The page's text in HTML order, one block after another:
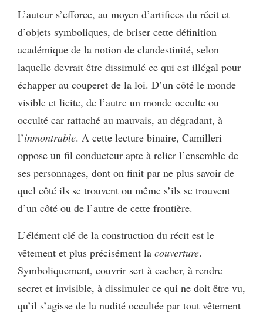
L’auteur s’efforce, au moyen d’artifices du récit et
d’objets symboliques, de briser cette définition
académique de la notion de clandestinité, selon
laquelle devrait être dissimulé ce qui est illégal pour
échapper au couperet de la loi. D’un côté le monde
visible et licite, de l’autre un monde occulte ou
occulté car rattaché au mauvais, au dégradant, à
l’inmontrable. A cette lecture binaire, Camilleri
oppose un fil conducteur apte à relier l’ensemble de
ses personnages, dont on finit par ne plus savoir de
quel côté ils se trouvent ou même s’ils se trouvent
d’un côté ou de l’autre de cette frontière.
L’élément clé de la construction du récit est le
vêtement et plus précisément la couverture.
Symboliquement, couvrir sert à cacher, à rendre
secret et invisible, à dissimuler ce qui ne doit être vu,
qu’il s’agisse de la nudité occultée par tout vêtement